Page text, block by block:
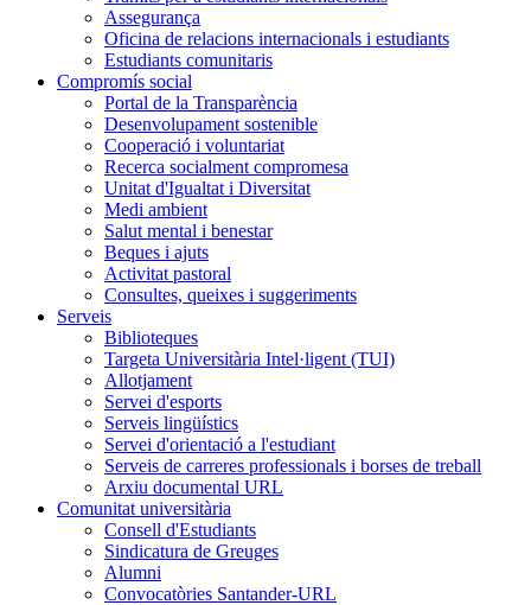
Assegurança
Oficina de relacions internacionals i estudiants
Estudiants comunitaris
Compromís social
Portal de la Transparència
Desenvolupament sostenible
Cooperació i voluntariat
Recerca socialment compromesa
Unitat d'Igualtat i Diversitat
Medi ambient
Salut mental i benestar
Beques i ajuts
Activitat pastoral
Consultes, queixes i suggeriments
Serveis
Biblioteques
Targeta Universitària Intel·ligent (TUI)
Allotjament
Servei d'esports
Serveis lingüístics
Servei d'orientació a l'estudiant
Serveis de carreres professionals i borses de treball
Arxiu documental URL
Comunitat universitària
Consell d'Estudiants
Sindicatura de Greuges
Alumni
Convocatòries Santander-URL